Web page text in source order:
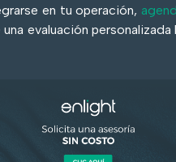
en tu operación,
evaluación